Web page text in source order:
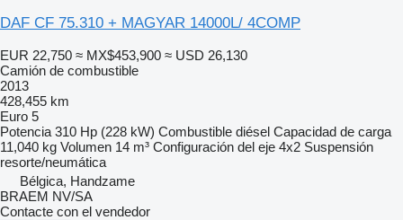
DAF CF 75.310 + MAGYAR 14000L/ 4COMP
EUR 22,750 ≈ MX$453,900 ≈ USD 26,130
Camión de combustible
2013
428,455 km
Euro 5
Potencia 310 Hp (228 kW) Combustible diésel Capacidad de carga
11,040 kg Volumen 14 m³ Configuración del eje 4x2 Suspensión
resorte/neumática
Bélgica, Handzame
BRAEM NV/SA
Contacte con el vendedor